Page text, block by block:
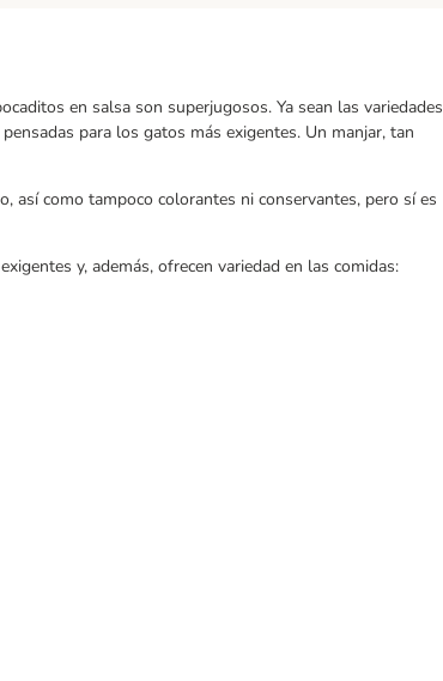
en salsa son superjugosos. Ya sean las variedades
para los gatos más exigentes. Un manjar, tan
así como tampoco colorantes ni conservantes, pero sí es
y, además, ofrecen variedad en las comidas: